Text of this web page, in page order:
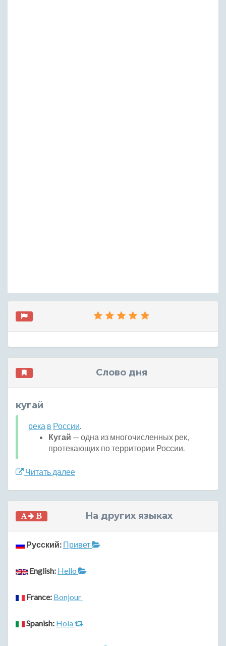
Слово дня
кугай
река в России.
Кугай — одна из многочисленных рек,
протекающих по территории России.
Читать далее
На других языках
Русский: Привет
English: Hello
France: Bonjour
Spanish: Hola